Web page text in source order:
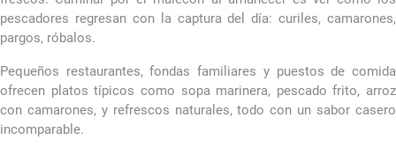
pescadores regresan con la captura del día: curiles, camarones,
pargos, róbalos.
Pequeños restaurantes, fondas familiares y puestos de comida
ofrecen platos típicos como sopa marinera, pescado frito, arroz
con camarones, y refrescos naturales, todo con un sabor casero
incomparable.